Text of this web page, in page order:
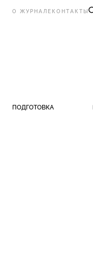
О ЖУРНАЛЕ КОНТАКТЫ
ПОДГОТОВКА